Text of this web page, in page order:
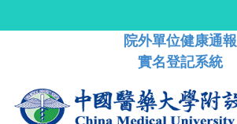
院外單位健康通報
實名登記系統